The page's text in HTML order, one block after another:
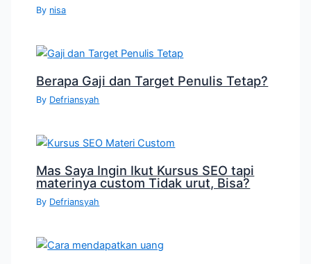
By nisa
Berapa Gaji dan Target Penulis Tetap?
By Defriansyah
Mas Saya Ingin Ikut Kursus SEO tapi
materinya custom Tidak urut, Bisa?
By Defriansyah